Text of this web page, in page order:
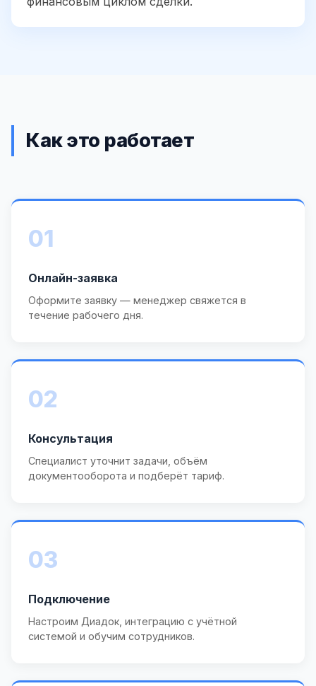
Как это работает
01
Онлайн-заявка
Оформите заявку — менеджер свяжется в
течение рабочего дня.
02
Консультация
Специалист уточнит задачи, объём
документооборота и подберёт тариф.
03
Подключение
Настроим Диадок, интеграцию с учётной
системой и обучим сотрудников.